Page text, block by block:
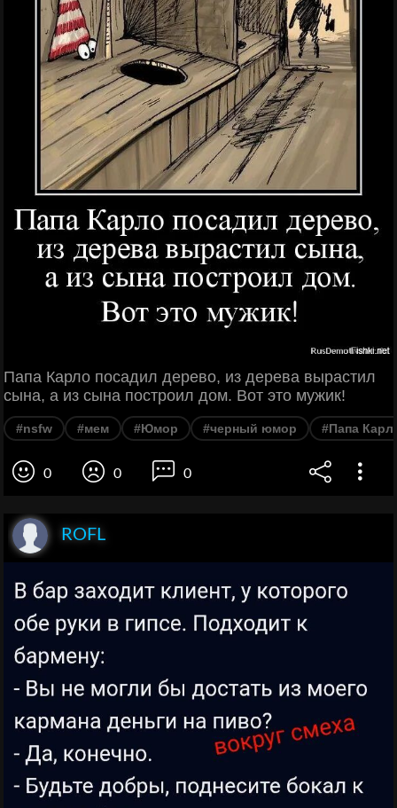
Папа Карло посадил дерево, из дерева вырастил
сына, а из сына построил дом. Вот это мужик!
#nsfw #мем #Юмор #черный юмор #Папа
0 0 0
ROFL